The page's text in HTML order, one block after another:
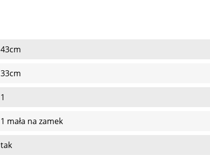
43cm
33cm
1
1 mała na zamek
tak